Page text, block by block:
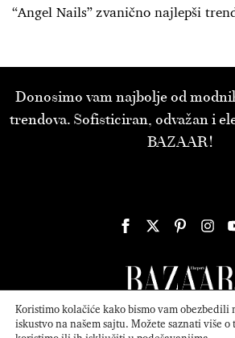
“Angel Nails” zvanično najlepši
Donosimo vam najbolje od
trendova. Sofisticiran, odvažan i
BAZAAR!
Koristimo kolačiće kako bismo vam obezbedili
iskustvo na našem sajtu. Možete saznati više o